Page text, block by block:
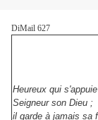
DiMail 627
Heureux qui
Seigneur son Dieu ;
il garde à jamais sa